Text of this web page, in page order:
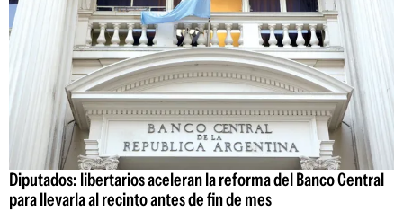
Diputados: libertarios aceleran la reforma del Banco Central
para llevarla al recinto antes de fin de mes